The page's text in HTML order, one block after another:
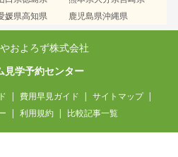
媛県高知県
鹿児島県沖縄県
およろず株式会社
見学予約センター
費用早見ガイド
サイトマップ
利用規約 比較記事一覧